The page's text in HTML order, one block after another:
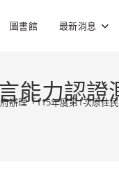
圖書館 最新消息
能力認
辦理「115年度第1次原住